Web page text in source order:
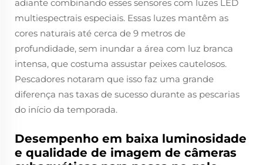
adiante combinando esses sensores com luzes LED
multiespectrais especiais. Essas luzes mantêm as
cores naturais até cerca de 9 metros de
profundidade, sem inundar a área com luz branca
intensa, que costuma assustar peixes cautelosos.
Pescadores notaram que isso faz uma grande
diferença nas taxas de sucesso durante as pescarias
do início da temporada.
Desempenho em baixa luminosidade
e qualidade de imagem de câmeras